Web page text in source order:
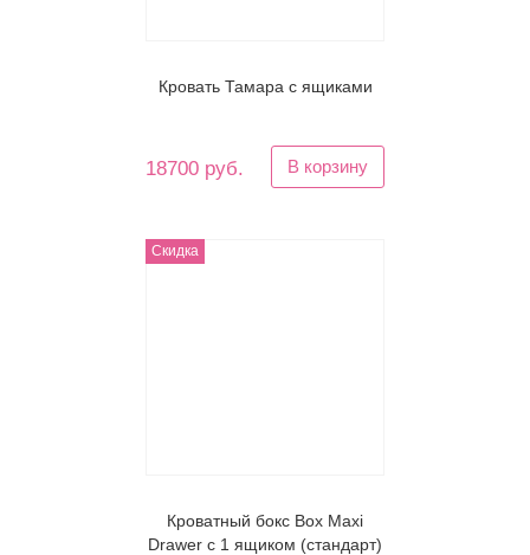
Кровать Тамара с ящиками
18700 руб. В корзину
Скидка
Кроватный бокс Box Maxi
Drawer с 1 ящиком (стандарт)